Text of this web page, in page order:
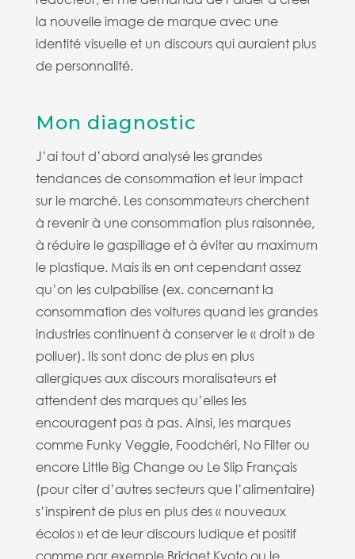
la nouvelle image de marque avec une
identité visuelle et un discours qui auraient plus
de personnalité.
Mon diagnostic
J’ai tout d’abord analysé les grandes
tendances de consommation et leur impact
sur le marché. Les consommateurs cherchent
à revenir à une consommation plus raisonnée,
à réduire le gaspillage et à éviter au maximum
le plastique. Mais ils en ont cependant assez
qu’on les culpabilise (ex. concernant la
consommation des voitures quand les grandes
industries continuent à conserver le « droit » de
polluer). Ils sont donc de plus en plus
allergiques aux discours moralisateurs et
attendent des marques qu’elles les
encouragent pas à pas. Ainsi, les marques
comme Funky Veggie, Foodchéri, No Filter ou
encore Little Big Change ou Le Slip Français
(pour citer d’autres secteurs que l’alimentaire)
s’inspirent de plus en plus des « nouveaux
écolos » et de leur discours ludique et positif
comme par exemple Bridget Kyoto ou le